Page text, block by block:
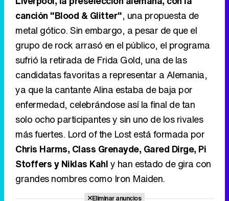
candidatas favoritas a representar a Alemania,
ya que la cantante Alina estaba de baja por
enfermedad, celebrándose así la final de tan
solo ocho participantes y sin uno de los rivales
más fuertes. Lord of the Lost está formada por
Chris Harms, Class Grenayde, Gared Dirge, Pi
Stoffers y Niklas Kahly han estado de gira con
grandes nombres como Iron Maiden.
Eliminar anuncios